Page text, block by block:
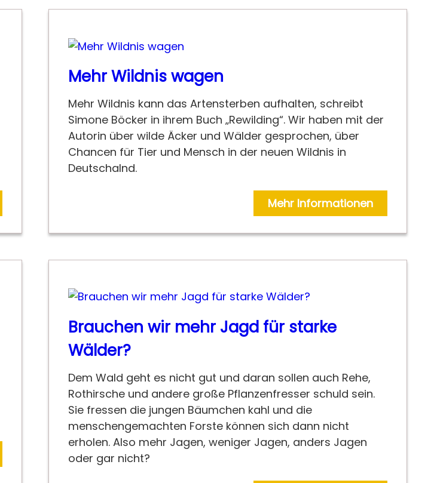
Mehr Wildnis wagen
Mehr Wildnis kann das Artensterben aufhalten, schreibt
Simone Böcker in ihrem Buch „Rewilding“. Wir haben mit der
Autorin über wilde Äcker und Wälder gesprochen, über
Chancen für Tier und Mensch in der neuen Wildnis in
Deutschalnd.
Mehr Informationen
Brauchen wir mehr Jagd für starke
Wälder?
Dem Wald geht es nicht gut und daran sollen auch Rehe,
Rothirsche und andere große Pflanzenfresser schuld sein.
Sie fressen die jungen Bäumchen kahl und die
menschengemachten Forste können sich dann nicht
erholen. Also mehr Jagen, weniger Jagen, anders Jagen
oder gar nicht?